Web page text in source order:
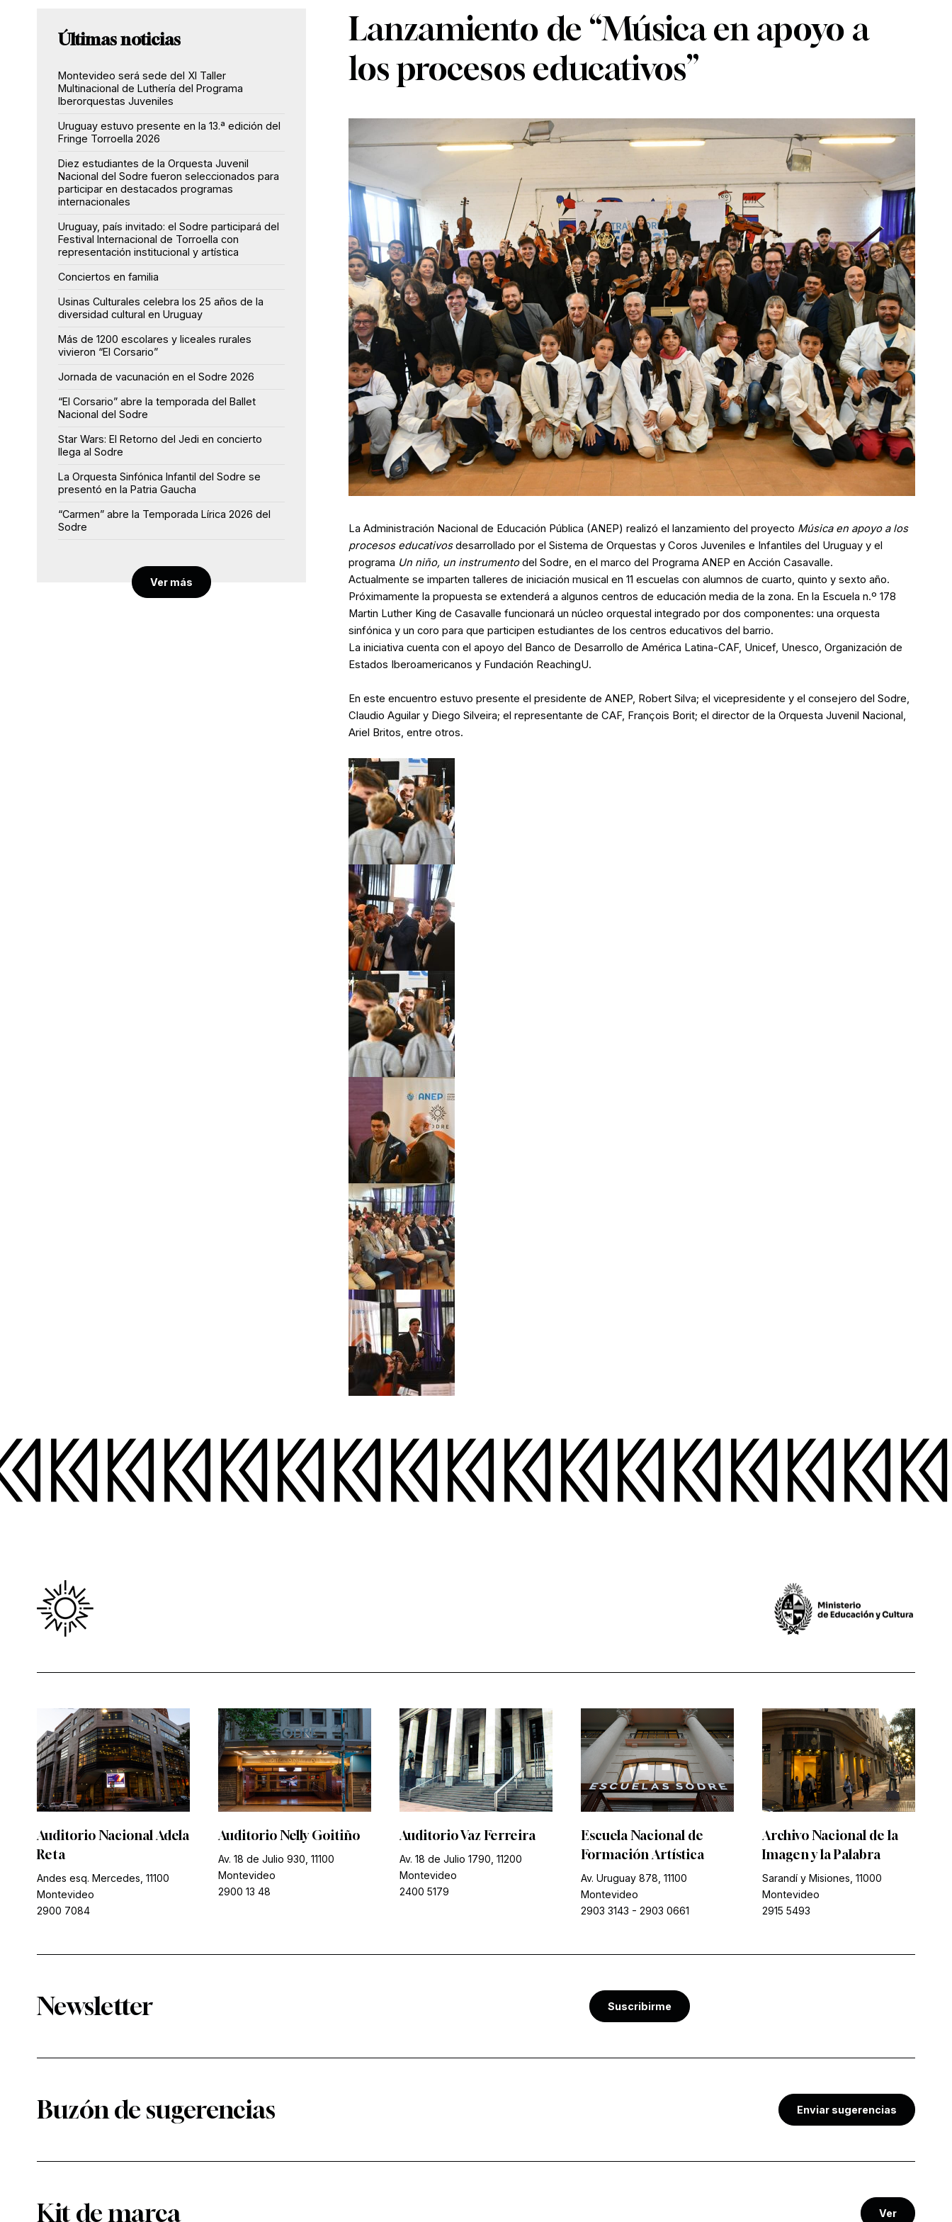
Lanzamiento de “Música en apoyo a
los procesos educativos”
La Administración Nacional de Educación Pública (ANEP) realizó el lanzamiento del proyecto Música en apoyo a los
procesos educativosdesarrollado por el Sistema de Orquestas y Coros Juveniles e Infantiles del Uruguay y el
programa Un niño, un instrumentodel Sodre, en el marco del Programa ANEP en Acción Casavalle.
Actualmente se imparten talleres de iniciación musical en 11 escuelas con alumnos de cuarto, quinto y sexto año.
Próximamente la propuesta se extenderá a algunos centros de educación media de la zona. En la Escuela n.º 178
Martin Luther King de Casavalle funcionará un núcleo orquestal integrado por dos componentes: una orquesta
sinfónica y un coro para que participen estudiantes de los centros educativos del barrio.
La iniciativa cuenta con el apoyo del Banco de Desarrollo de América Latina-CAF, Unicef, Unesco, Organización de
Estados Iberoamericanos y Fundación ReachingU.
En este encuentro estuvo presente el presidente de ANEP, Robert Silva; el vicepresidente y el consejero del Sodre,
Claudio Aguilar y Diego Silveira; el representante de CAF, François Borit; el director de la Orquesta Juvenil Nacional,
Ariel Britos, entre otros.
Últimas noticias
Montevideo será sede del XI Taller
Multinacional de Luthería del Programa
Iberorquestas Juveniles
Uruguay estuvo presente en la 13.ª edición del
Fringe Torroella 2026
Diez estudiantes de la Orquesta Juvenil
Nacional del Sodre fueron seleccionados para
participar en destacados programas
internacionales
Uruguay, país invitado: el Sodre participará del
Festival Internacional de Torroella con
representación institucional y artística
Conciertos en familia
Usinas Culturales celebra los 25 años de la
diversidad cultural en Uruguay
Más de 1200 escolares y liceales rurales
vivieron “El Corsario”
Jornada de vacunación en el Sodre 2026
“El Corsario” abre la temporada del Ballet
Nacional del Sodre
Star Wars: El Retorno del Jedi en concierto
llega al Sodre
La Orquesta Sinfónica Infantil del Sodre se
presentó en la Patria Gaucha
“Carmen” abre la Temporada Lírica 2026 del
Sodre
Ver más
Auditorio Nacional Adela
Reta
Andes esq. Mercedes, 11100
Montevideo
2900 7084
Auditorio Nelly Goitiño
Av. 18 de Julio 930, 11100
Montevideo
2900 13 48
Auditorio Vaz Ferreira
Av. 18 de Julio 1790, 11200
Montevideo
2400 5179
Escuela Nacional de
Formación Artística
Av. Uruguay 878, 11100
Montevideo
2903 3143 - 2903 0661
Archivo Nacional de la
Imagen y la Palabra
Sarandí y Misiones, 11000
Montevideo
2915 5493
Newsletter Suscribirme
Buzón de sugerencias Enviar sugerencias
Kit de marca Ver